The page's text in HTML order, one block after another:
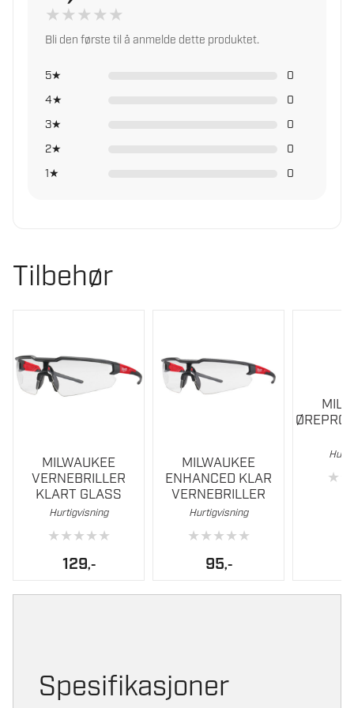
Produktvekt 8,15 kg
Slipebåndlengde
maks.
★★★★★
Bli den første til å anmelde dette produktet.
5★
0
4★
0
3★
0
2★
0
1★
0
Tilbehør
MILWAUKEE
VERNEBRILLER
KLART GLASS
Hurtigvisning
★★★★★
129,-
MILWAUKEE
ENHANCED KLAR
VERNEBRILLER
Hurtigvisning
★★★★★
95,-
★
Spesifikasjoner